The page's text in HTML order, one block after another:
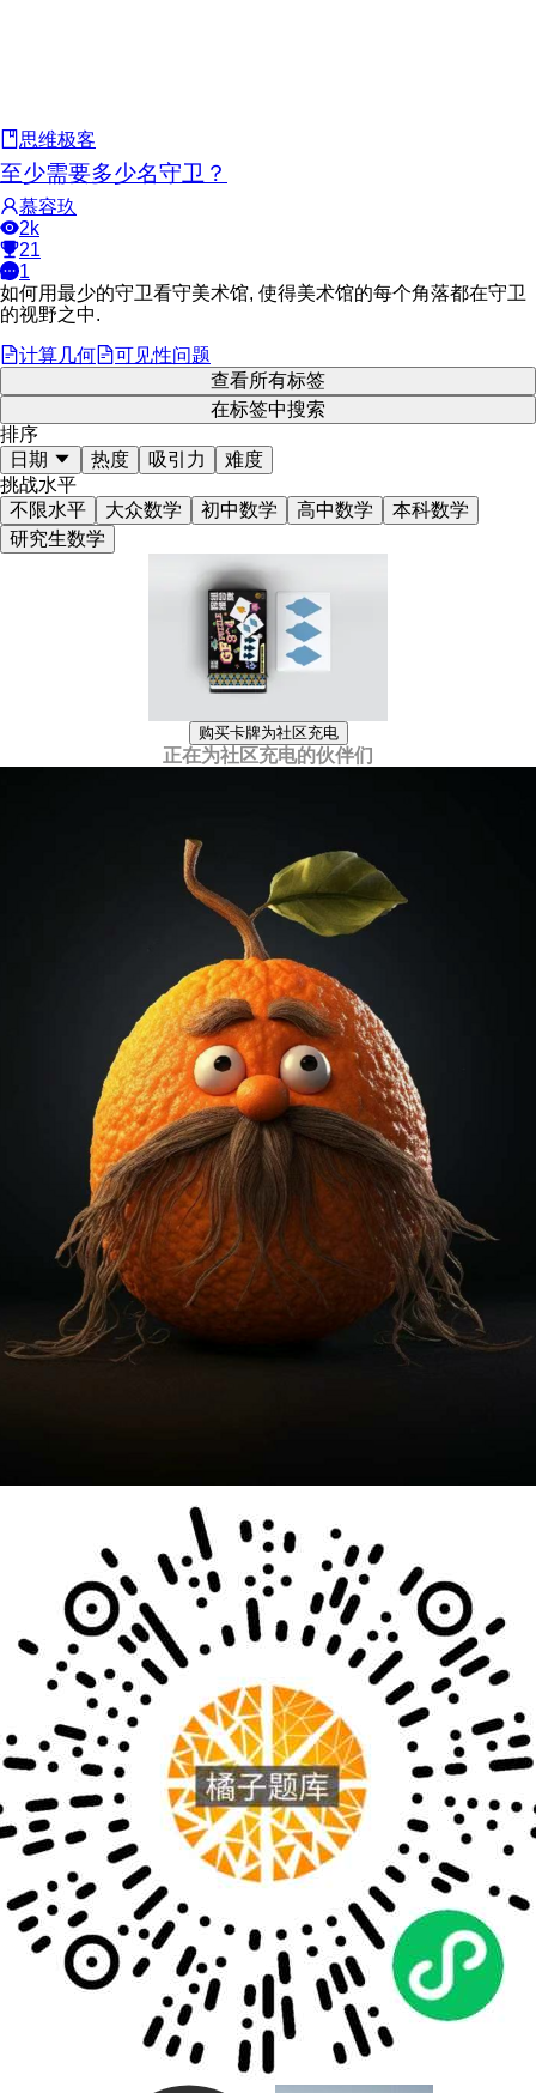
思维极客
至少需要多少名守卫？
慕容玖
2k
21
1
如何用最少的守卫看守美术馆, 使得美术馆的每个角落都在守卫
的视野之中.
计算几何
可见性问题
查看所有标签
在标签中搜索
排序
日期
热度 吸引力
难度
挑战水平
不限水平
大众数学 初中数学 高中数学
本科数学
研究生数学
购买卡牌为社区充电
正在为社区充电的伙伴们